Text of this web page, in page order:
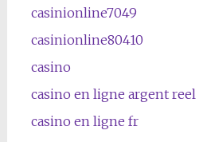
casinionline7049
casinionline80410
casino
casino en ligne argent reel
casino en ligne fr